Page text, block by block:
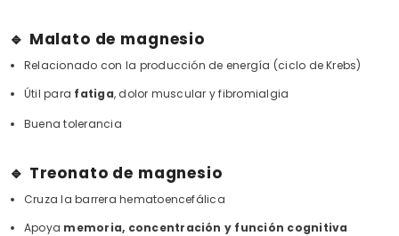
🔹 Malato de magnesio
Relacionado con la producción de energía (ciclo de Krebs)
Útil para fatiga, dolor muscular y fibromialgia
Buena tolerancia
🔹 Treonato de magnesio
Cruza la barrera hematoencefálica
Apoya memoria, concentración y función cognitiva